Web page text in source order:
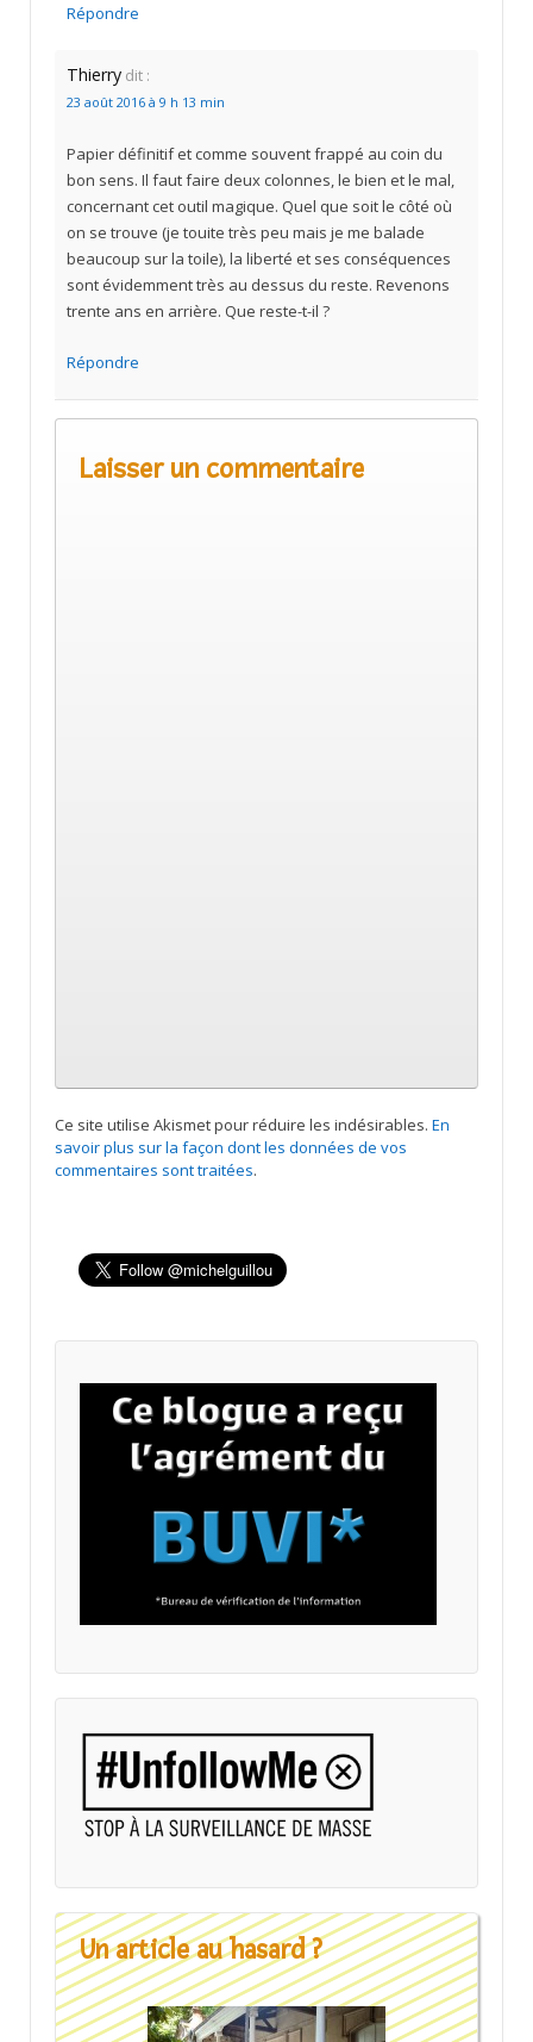
Répondre
Thierry dit :
23 août 2016 à 9 h 13 min
Papier définitif et comme souvent frappé au coin du
bon sens. Il faut faire deux colonnes, le bien et le mal,
concernant cet outil magique. Quel que soit le côté où
on se trouve (je touite très peu mais je me balade
beaucoup sur la toile), la liberté et ses conséquences
sont évidemment très au dessus du reste. Revenons
trente ans en arrière. Que reste-t-il ?
Répondre
Laisser un commentaire
Ce site utilise Akismet pour réduire les indésirables. En
savoir plus sur la façon dont les données de vos
commentaires sont traitées.
Un article au hasard ?